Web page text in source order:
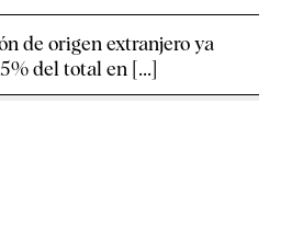
de origen extranjero ya
del total en [...]